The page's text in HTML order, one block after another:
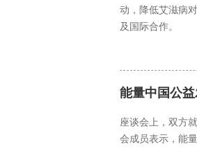
动，降低艾滋病
及国际合作。
能量中国公
座谈会上，双方
会成员表示，能